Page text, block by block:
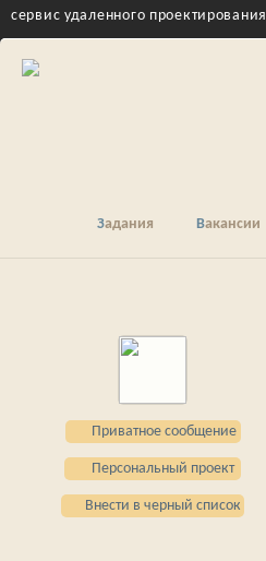
Задания Вакансии
Приватное сообщение
Персональный проект
Внести в черный список
cервис удаленного проектирования